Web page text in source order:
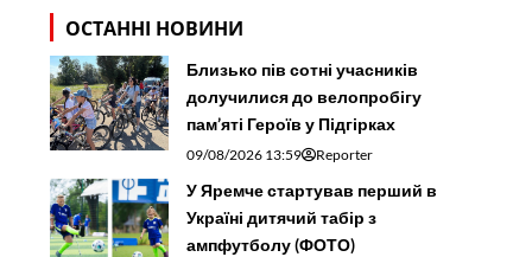
ОСТАННІ НОВИНИ
Близько пів сотні учасників
долучилися до велопробігу
пам’яті Героїв у Підгірках
09/08/2026 13:59 Reporter
У Яремче стартував перший в
Україні дитячий табір з
ампфутболу (ФОТО)